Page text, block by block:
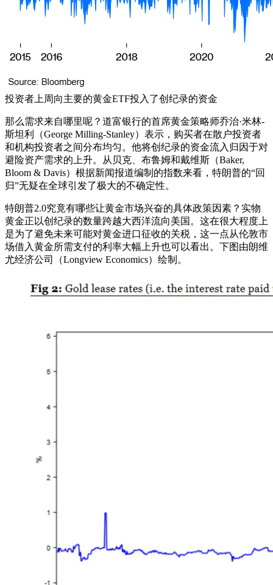
投资者上周向主要的黄金ETF投入了创纪录的资金
那么需求来自哪里呢？道富银行的首席黄金策略师乔治·米林-
斯坦利（George Milling-Stanley）表示，购买者在散户投资者
和机构投资者之间分布均匀。他将创纪录的资金流入归因于对
避险资产需求的上升。从贝克、布鲁姆和戴维斯（Baker,
Bloom & Davis）根据新闻报道编制的指数来看，特朗普的“回
归”无疑在全球引发了极大的不确定性。
特朗普2.0究竟有哪些让黄金市场兴奋的具体政策因素？实物
黄金正以创纪录的数量跨越大西洋流向美国。这在很大程度上
是为了避免未来可能对黄金进口征收的关税，这一点从伦敦市
场借入黄金所需支付的利率大幅上升也可以看出。下图由朗维
尤经济公司（Longview Economics）绘制。